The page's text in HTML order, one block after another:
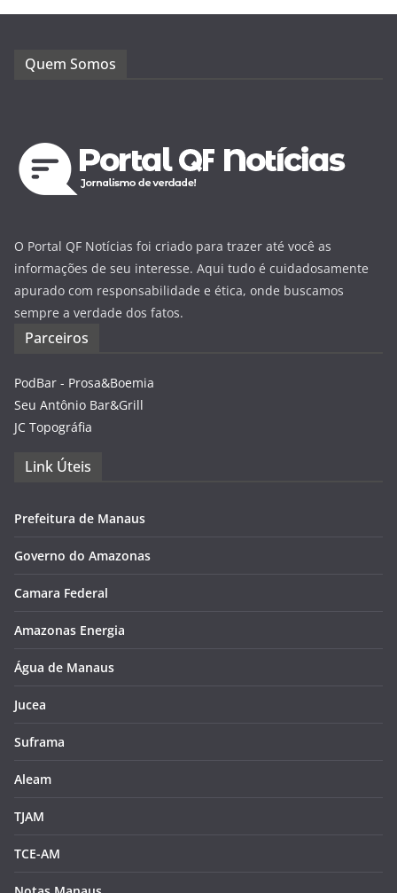
Quem Somos
O Portal QF Notícias foi criado para trazer até você as
informações de seu interesse. Aqui tudo é cuidadosamente
apurado com responsabilidade e ética, onde buscamos
sempre a verdade dos fatos.
Parceiros
PodBar - Prosa&Boemia
Seu Antônio Bar&Grill
JC Topográfia
Link Úteis
Prefeitura de Manaus
Governo do Amazonas
Camara Federal
Amazonas Energia
Água de Manaus
Jucea
Suframa
Aleam
TJAM
TCE-AM